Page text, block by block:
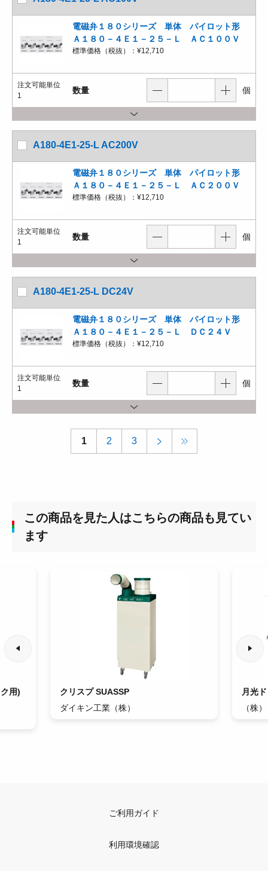
電磁弁１８０シリーズ 単体 パイロット形
Ａ１８０－４Ｅ１－２５－Ｌ ＡＣ１００Ｖ
標準価格（税抜）： ¥12,710
注文可能単位
1
数量 個
A180-4E1-25-L AC200V
電磁弁１８０シリーズ 単体 パイロット形
Ａ１８０－４Ｅ１－２５－Ｌ ＡＣ２００Ｖ
標準価格（税抜）： ¥12,710
注文可能単位
1
数量 個
A180-4E1-25-L DC24V
電磁弁１８０シリーズ 単体 パイロット形
Ａ１８０－４Ｅ１－２５－Ｌ ＤＣ２４Ｖ
標準価格（税抜）： ¥12,710
注文可能単位
1
数量 個
1 2 3
この商品を見た人はこちらの商品も見てい
ます
用)
クリスプ SUASSP
ダイキン工業（株）
月光
（株
ご利用ガイド
利用環境確認